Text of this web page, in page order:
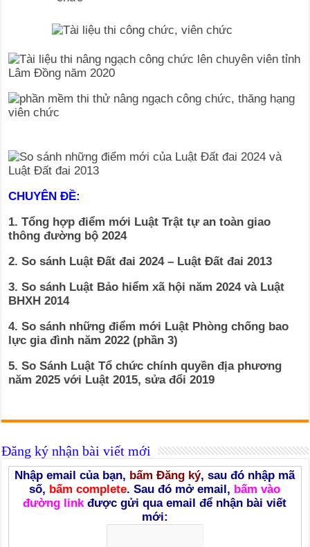
CHUYÊN ĐỀ:
1. Tổng hợp điểm mới Luật Trật tự an toàn giao
thông đường bộ 2024
2. So sánh Luật Đất đai 2024 – Luật Đất đai 2013
3. So sánh Luật Bảo hiểm xã hội năm 2024 và Luật
BHXH 2014
4. So sánh những điểm mới Luật Phòng chống bao
lực gia đình năm 2022 (phần 3)
5. So Sánh Luật Tổ chức chính quyền địa phương
năm 2025 với Luật 2015, sửa đổi 2019
Đăng ký nhận bài viết mới
Nhập email của bạn, bấm Đăng ký, sau đó nhập mã
số, bấm complete. Sau đó mở email, bấm vào
đường link được gửi qua email để nhận bài viết
mới: